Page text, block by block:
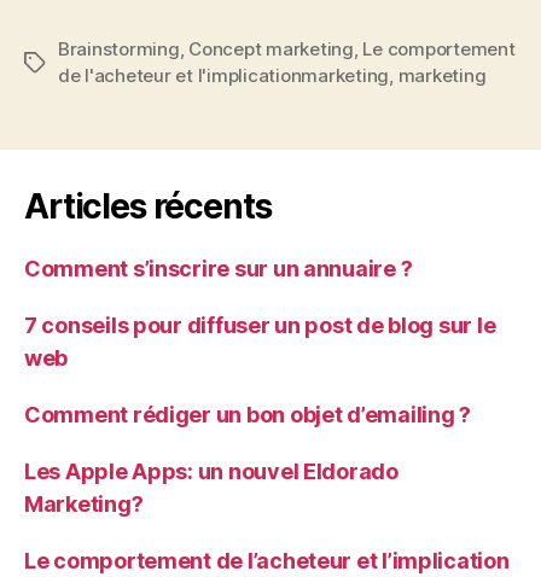
Étiquettes
Brainstorming Concept marketing Le comportement
de l'acheteur et l'implicationmarketing marketing
Articles récents
Comment s’inscrire sur un annuaire ?
7 conseils pour diffuser un post de blog sur le
web
Comment rédiger un bon objet d’emailing ?
Les Apple Apps: un nouvel Eldorado
Marketing?
Le comportement de l’acheteur et l’implication